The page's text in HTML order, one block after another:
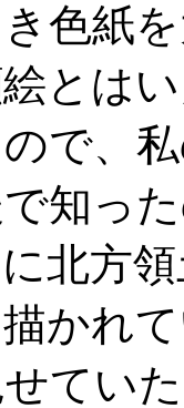
色紙
とは
で、
知っ
北方
かれ
てい